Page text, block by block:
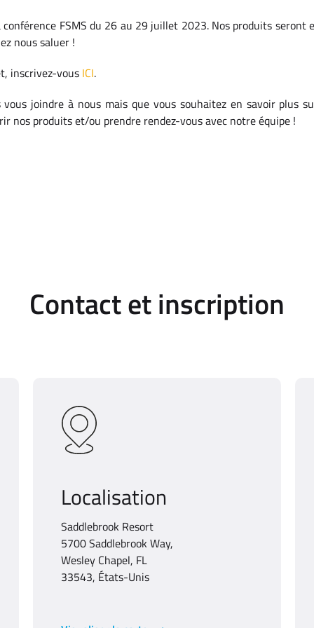
FSMS du 26 au 29 juillet 2023. Nos produits seront
nous saluer !
inscrivez-vous ICI.
joindre à nous mais que vous souhaitez en savoir plus
nos produits et/ou prendre rendez-vous avec notre équipe !
Contact et inscription
Localisation
Saddlebrook Resort
5700 Saddlebrook Way,
Wesley Chapel, FL
33543, États-Unis